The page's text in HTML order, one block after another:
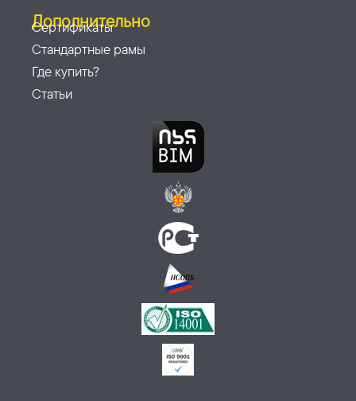
Дополнительно
Сертификаты
Стандартные рамы
Где купить?
Статьи